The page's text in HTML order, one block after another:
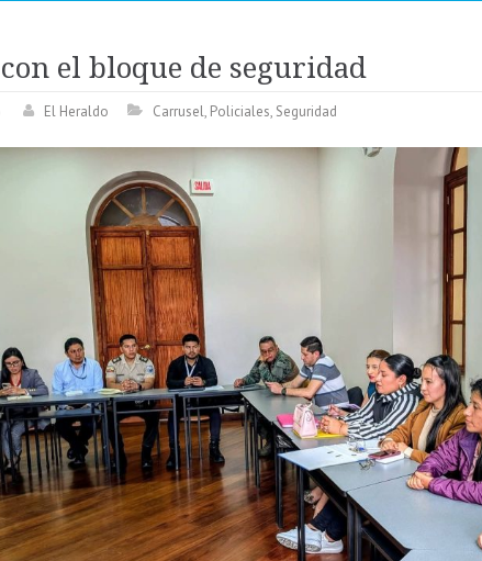
el bloque de seguridad
El Heraldo Carrusel, Policiales, Seguridad